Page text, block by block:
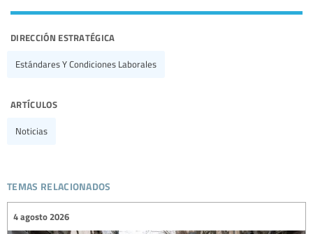
dirección estratégica
Estándares Y Condiciones Laborales
artículos
Noticias
temas relacionados
4 agosto 2026